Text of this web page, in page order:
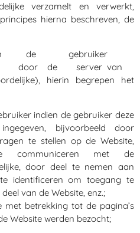
verzamelt en verwerkt,
hierna beschreven, de
de gebruiker
door de server van
hierin begrepen het
indien de gebruiker deze
bijvoorbeeld door
te stellen op de Website,
met de
door deel te nemen aan
identificeren om toegang te
van de Website, enz.;
met betrekking tot de pagina’s
Website werden bezocht;